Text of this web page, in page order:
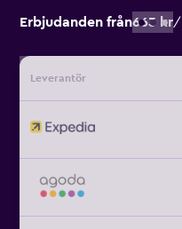
Erbjudanden från663 kr/
Leverantör